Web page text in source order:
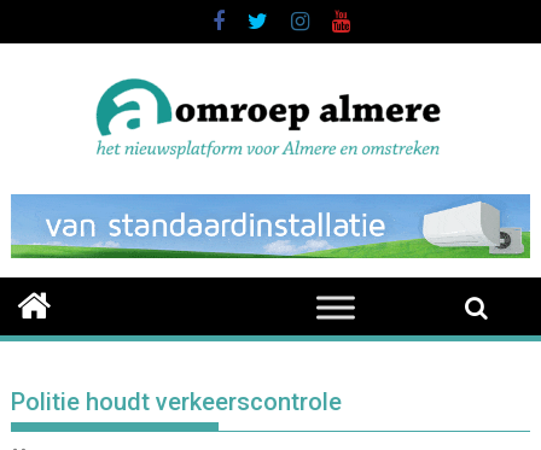
to
Politie houdt verkeerscontrole